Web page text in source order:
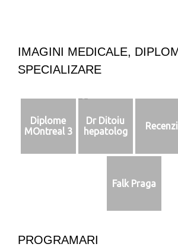
IMAGINI MEDICALE,
SPECIALIZARE
Diplome
MOntreal 3
Dr Ditoiu
hepatolog
Falk Praga
PROGRAMARI